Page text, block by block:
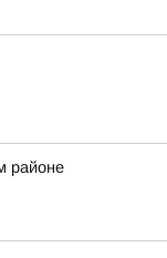
районе